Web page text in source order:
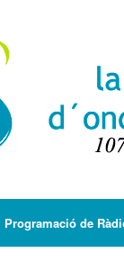
Programació de